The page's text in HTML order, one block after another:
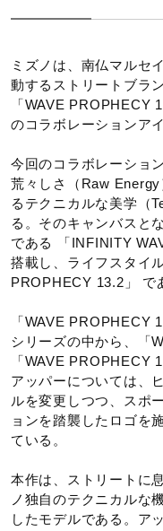
甲材：合成繊維、人工
原産国
質量
約380g（27.0cm片方
インソール
カップインソール（取
シューズ幅
2E相当（ノーマル）の
サステナビリティ
ミズノは、南仏マルセ
動するストリートブラ
「WAVE PROPHECY
のコラボレーションア
今回のコラボレーショ
荒々しさ（Raw
るテクニカルな美学（
る。そのキャンバスと
である 「INFINITY
搭載し、ライフスタイ
PROPHECY 13.2」 で
「WAVE PROPHECY
シリーズの中から、「
「WAVE PROPHECY
アッパーについては、
ルを変更しつつ、スポ
ョンを踏襲したロゴを
ている。
本作は、ストリートに
ノ独自のテクニカルな
したモデルである。ア